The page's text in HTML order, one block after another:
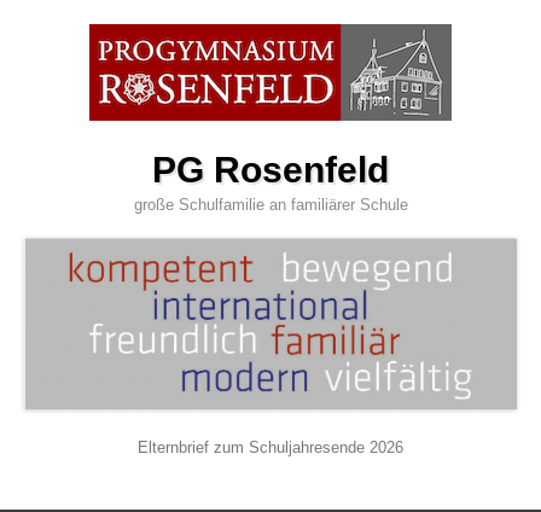
PG Rosenfeld
große Schulfamilie an familiärer Schule
Elternbrief zum Schuljahresende 2026